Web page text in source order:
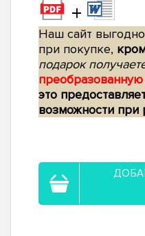
+
Наш сайт выгодно
при покупке,
подарок
это
возможности при